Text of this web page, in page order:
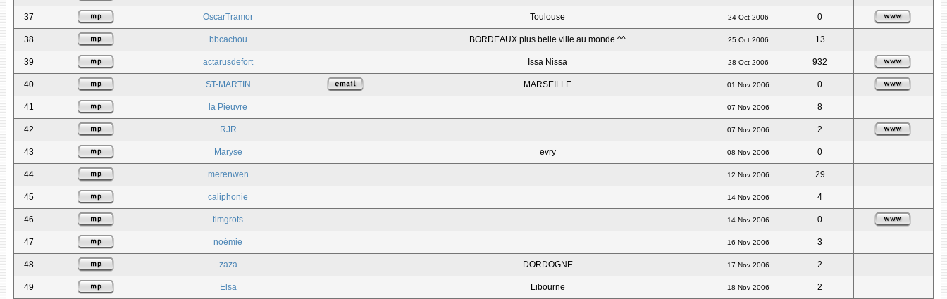
37 OscarTramor Toulouse 24 Oct 2006 0
38 bbcachou BORDEAUX plus belle ville au monde ^^ 25 Oct 2006 13
39 actarusdefort Issa Nissa 28 Oct 2006 932
40 ST-MARTIN MARSEILLE 01 Nov 2006 0
41 la Pieuvre 07 Nov 2006 8
42 RJR 07 Nov 2006 2
43 Maryse evry 08 Nov 2006 0
44 merenwen 12 Nov 2006 29
45 caliphonie 14 Nov 2006 4
46 timgrots 14 Nov 2006 0
47 noémie 16 Nov 2006 3
48 zaza DORDOGNE 17 Nov 2006 2
49 Elsa Libourne 18 Nov 2006 2